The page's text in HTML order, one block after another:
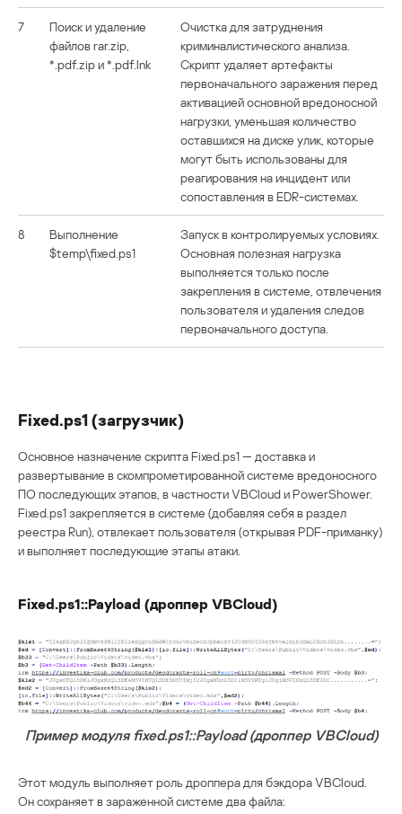
7
Поиск и удаление
файлов rar.zip,
*.pdf.zip и *.pdf.lnk
Очистка для затруднения
криминалистического анализа.
Скрипт удаляет артефакты
первоначального заражения перед
активацией основной вредоносной
нагрузки, уменьшая количество
оставшихся на диске улик, которые
могут быть использованы для
реагирования на инцидент или
сопоставления в EDR-системах.
8
Выполнение
$temp\fixed.ps1
Запуск в контролируемых условиях.
Основная полезная нагрузка
выполняется только после
закрепления в системе, отвлечения
пользователя и удаления следов
первоначального доступа.
Fixed.ps1 (загрузчик)
Основное назначение скрипта Fixed.ps1 — доставка и
развертывание в скомпрометированной системе вредоносного
ПО последующих этапов, в частности VBCloud и PowerShower.
Fixed.ps1 закрепляется в системе (добавляя себя в раздел
реестра Run), отвлекает пользователя (открывая PDF-приманку)
и выполняет последующие этапы атаки.
Fixed.ps1::Payload (дроппер VBCloud)
Пример модуля fixed.ps1::Payload (дроппер VBCloud)
Этот модуль выполняет роль дроппера для бэкдора VBCloud.
Он сохраняет в зараженной системе два файла: